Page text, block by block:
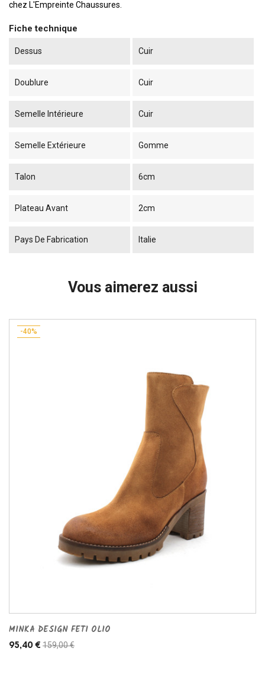
chez L'Empreinte Chaussures.
Fiche technique
Dessus Cuir
Doublure Cuir
Semelle Intérieure Cuir
Semelle Extérieure Gomme
Talon 6cm
Plateau Avant 2cm
Pays De Fabrication Italie
Vous aimerez aussi
-40%
MINKA DESIGN FETI OLIO
95,40 € 159,00 €